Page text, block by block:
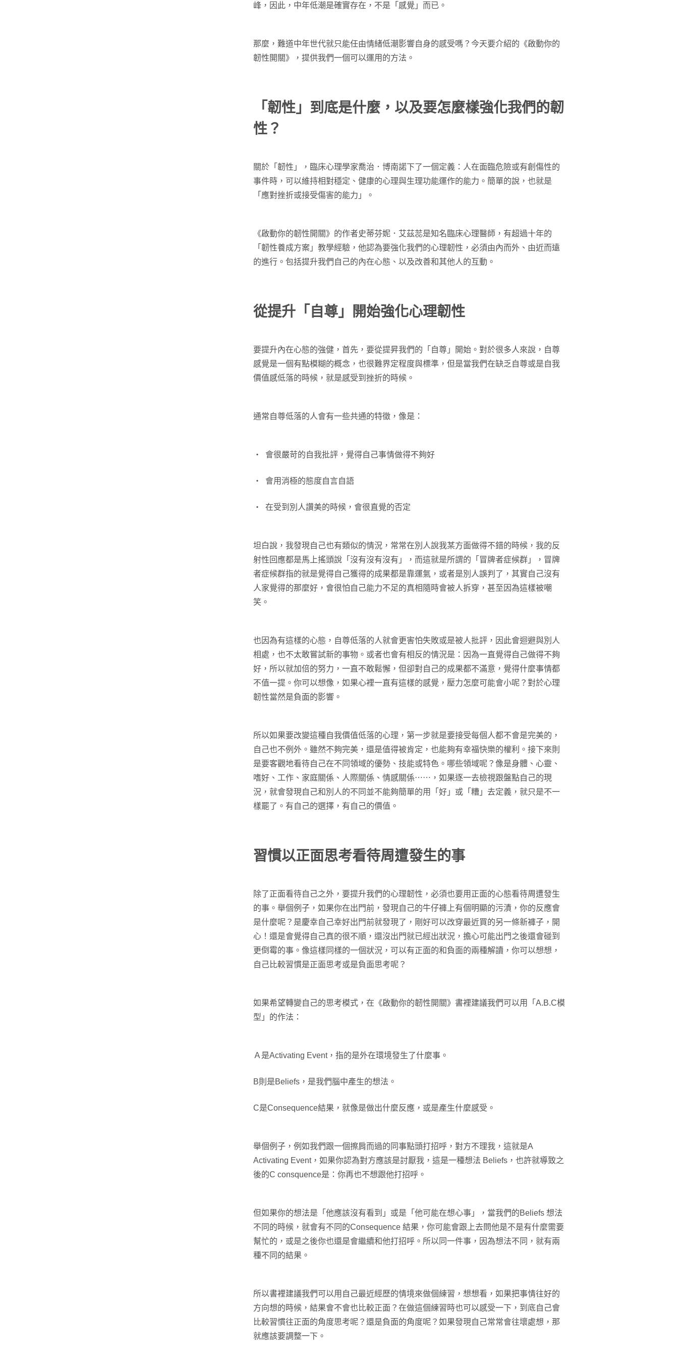
峰，因此，中年低潮是確實存在，不是「感覺」而已。
那麼，難道中年世代就只能任由情緒低潮影響自身的感受嗎？今天要介紹的《啟動你的
韌性開關》，提供我們一個可以運用的方法。
「韌性」到底是什麼，以及要怎麼樣強化我們的韌
性？
關於「韌性」，臨床心理學家喬治．博南諾下了一個定義：人在面臨危險或有創傷性的
事件時，可以維持相對穩定、健康的心理與生理功能運作的能力。簡單的說，也就是
「應對挫折或接受傷害的能力」。
《啟動你的韌性開關》的作者史蒂芬妮．艾茲蕊是知名臨床心理醫師，有超過十年的
「韌性養成方案」教學經驗，他認為要強化我們的心理韌性，必須由內而外、由近而遠
的進行。包括提升我們自己的內在心態、以及改善和其他人的互動。
從提升「自尊」開始強化心理韌性
要提升內在心態的強健，首先，要從提昇我們的「自尊」開始。對於很多人來說，自尊
感覺是一個有點模糊的概念，也很難界定程度與標準，但是當我們在缺乏自尊或是自我
價值感低落的時候，就是感受到挫折的時候。
通常自尊低落的人會有一些共通的特徵，像是：
・ 會很嚴苛的自我批評，覺得自己事情做得不夠好
・ 會用消極的態度自言自語
・ 在受到別人讚美的時候，會很直覺的否定
坦白說，我發現自己也有類似的情況，常常在別人說我某方面做得不錯的時候，我的反
射性回應都是馬上搖頭說「沒有沒有沒有」，而這就是所謂的「冒牌者症候群」，冒牌
者症候群指的就是覺得自己獲得的成果都是靠運氣，或者是別人誤判了，其實自己沒有
人家覺得的那麼好，會很怕自己能力不足的真相隨時會被人拆穿，甚至因為這樣被嘲
笑。
也因為有這樣的心態，自尊低落的人就會更害怕失敗或是被人批評，因此會迴避與別人
相處，也不太敢嘗試新的事物。或者也會有相反的情況是：因為一直覺得自己做得不夠
好，所以就加倍的努力，一直不敢鬆懈，但卻對自己的成果都不滿意，覺得什麼事情都
不值一提。你可以想像，如果心裡一直有這樣的感覺，壓力怎麼可能會小呢？對於心理
韌性當然是負面的影響。
所以如果要改變這種自我價值低落的心理，第一步就是要接受每個人都不會是完美的，
自己也不例外。雖然不夠完美，還是值得被肯定，也能夠有幸福快樂的權利。接下來則
是要客觀地看待自己在不同領域的優勢、技能或特色。哪些領域呢？像是身體、心靈、
嗜好、工作、家庭關係、人際關係、情感關係⋯⋯，如果逐一去檢視跟盤點自己的現
況，就會發現自己和別人的不同並不能夠簡單的用「好」或「糟」去定義，就只是不一
樣罷了。有自己的選擇，有自己的價值。
習慣以正面思考看待周遭發生的事
除了正面看待自己之外，要提升我們的心理韌性，必須也要用正面的心態看待周遭發生
的事。舉個例子，如果你在出門前，發現自己的牛仔褲上有個明顯的污漬，你的反應會
是什麼呢？是慶幸自己幸好出門前就發現了，剛好可以改穿最近買的另一條新褲子，開
心！還是會覺得自己真的很不順，還沒出門就已經出狀況，擔心可能出門之後還會碰到
更倒霉的事。像這樣同樣的一個狀況，可以有正面的和負面的兩種解讀，你可以想想，
自己比較習慣是正面思考或是負面思考呢？
如果希望轉變自己的思考模式，在《啟動你的韌性開關》書裡建議我們可以用「A.B.C模
型」的作法：
Ａ是Activating Event，指的是外在環境發生了什麼事。
B則是Beliefs，是我們腦中產生的想法。
C是Consequence結果，就像是做出什麼反應，或是產生什麼感受。
舉個例子，例如我們跟一個擦肩而過的同事點頭打招呼，對方不理我，這就是A
Activating Event，如果你認為對方應該是討厭我，這是一種想法 Beliefs，也許就導致之
後的C consquence是：你再也不想跟他打招呼。
但如果你的想法是「他應該沒有看到」或是「他可能在想心事」，當我們的Beliefs 想法
不同的時候，就會有不同的Consequence 結果，你可能會跟上去問他是不是有什麼需要
幫忙的，或是之後你也還是會繼續和他打招呼。所以同一件事，因為想法不同，就有兩
種不同的結果。
所以書裡建議我們可以用自己最近經歷的情境來做個練習，想想看，如果把事情往好的
方向想的時候，結果會不會也比較正面？在做這個練習時也可以感受一下，到底自己會
比較習慣往正面的角度思考呢？還是負面的角度呢？如果發現自己常常會往壞處想，那
就應該要調整一下。